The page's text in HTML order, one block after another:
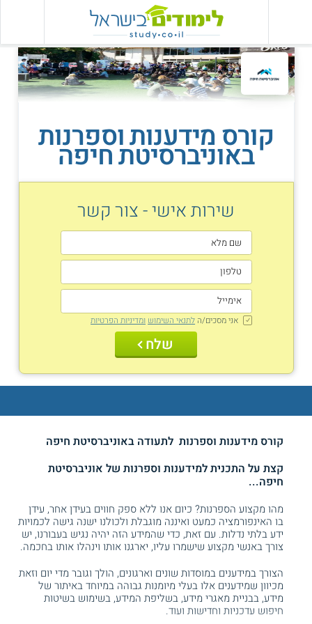
קורס מידענות וספרנות
באוניברסיטת חיפה
שירות אישי - צור קשר
אני מסכים/ה לתנאי השימוש ומדיניות הפרטיות
שלח
קורס מידענות וספרנות לתעודה באוניברסיטת חיפה
קצת על התכנית למידענות וספרנות של אוניברסיטת
חיפה...
מהו מקצוע הספרנות? כיום אנו ללא ספק חווים בעידן אחר, עידן
בו האינפורמציה כמעט ואיננה מוגבלת ולכולנו ישנה גישה לכמויות
ידע בלתי נדלות. עם זאת, כדי שהמידע הזה יהיה נגיש בעבורנו, יש
צורך באנשי מקצוע שישמרו עליו, יארגנו אותו וינהלו אותו בחכמה.
הצורך במידענים במוסדות שונים וארגונים, הולך וגובר מדי יום וזאת
מכיוון שמידענים אלו בעלי מיומנות גבוהה במיוחד באיתור של
מידע, בבניית מאגרי מידע, בשליפת המידע, בשימוש בשיטות
חיפוש עדכניות וחדישות ועוד.